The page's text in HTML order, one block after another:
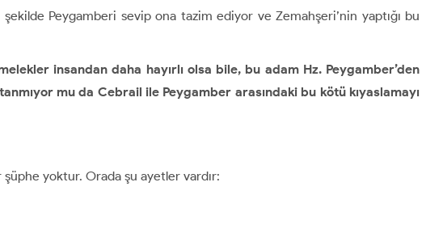
Peygamberi sevip ona tazim ediyor ve Zemahşeri’nin yaptığı bu
insandan daha hayırlı olsa bile, bu adam Hz. Peygamber’den
mu da Cebrail ile Peygamber arasındaki bu kötü kıyaslamayı
şüphe yoktur. Orada şu ayetler vardır: